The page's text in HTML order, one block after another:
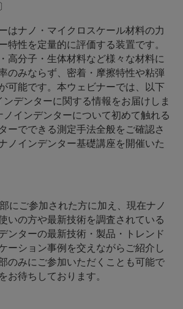
はナノ・マイクロスケール材料の力
特性を定量的に評価する装置です。
高分子・生体材料など様々な材料に
のみならず、密着・摩擦特性や粘弾
可能です。本ウェビナーでは、以下
デンターに関する情報をお届けしま
インデンターについて初めて触れる
ーでできる測定手法全般をご確認さ
ノインデンター基礎講座を開催いた
にご参加された方に加え、現在ナノ
いの方や最新技術を調査されている
ンターの最新技術・製品・トレンド
ーション事例を交えながらご紹介し
のみにご参加いただくことも可能で
お待ちしております。